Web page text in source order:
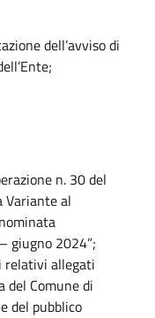
dell’avviso di
n. 30 del
al
giugno 2024”;
relativi allegati
del Comune di
del pubblico